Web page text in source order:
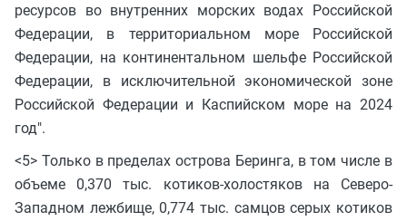
ресурсов во внутренних морских водах Российской
Федерации, в территориальном море Российской
Федерации, на континентальном шельфе Российской
Федерации, в исключительной экономической зоне
Российской Федерации и Каспийском море на 2024
год".
<5> Только в пределах острова Беринга, в том числе в
объеме 0,370 тыс. котиков-холостяков на Северо-
Западном лежбище, 0,774 тыс. самцов серых котиков